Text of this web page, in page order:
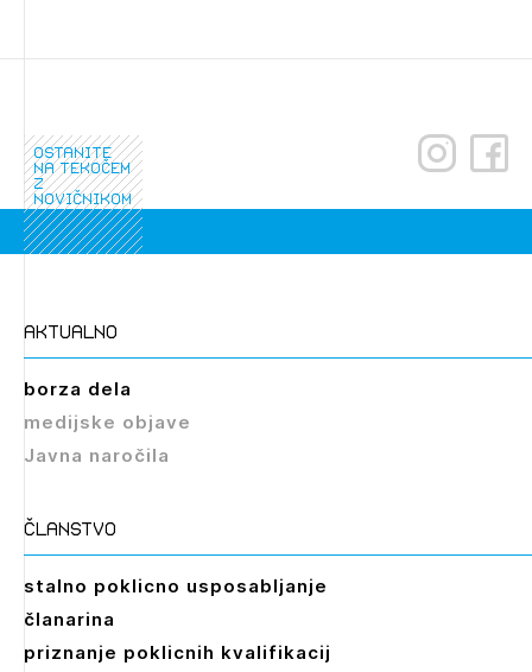
ostanite
na tekočem
z
novičnikom
aktualno
borza dela
medijske objave
Javna naročila
članstvo
stalno poklicno usposabljanje
članarina
priznanje poklicnih kvalifikacij